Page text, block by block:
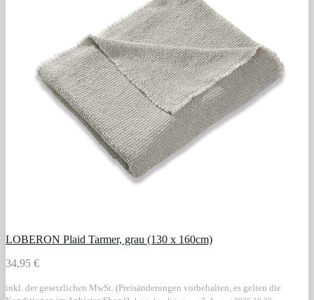
LOBERON Plaid Tarmer, grau (130 x 160cm)
34,95 €
inkl. der gesetzlichen MwSt. (Preisänderungen vorbehalten, es gelten die